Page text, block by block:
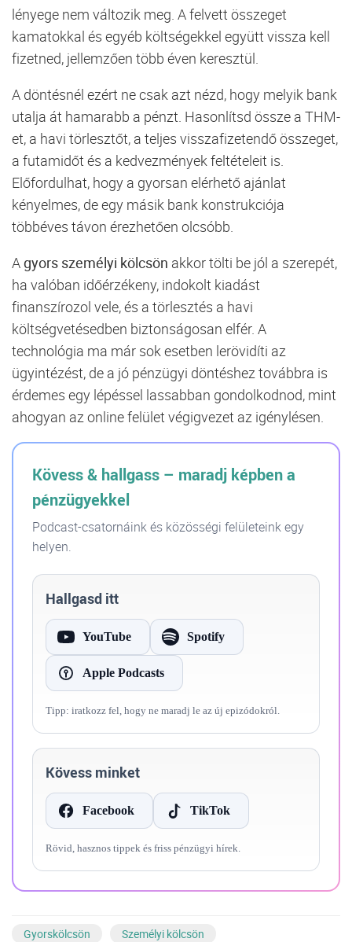
lényege nem változik meg. A felvett összeget
kamatokkal és egyéb költségekkel együtt vissza kell
fizetned, jellemzően több éven keresztül.
A döntésnél ezért ne csak azt nézd, hogy melyik bank
utalja át hamarabb a pénzt. Hasonlítsd össze a THM-
et, a havi törlesztőt, a teljes visszafizetendő összeget,
a futamidőt és a kedvezmények feltételeit is.
Előfordulhat, hogy a gyorsan elérhető ajánlat
kényelmes, de egy másik bank konstrukciója
többéves távon érezhetően olcsóbb.
Agyors személyi kölcsön akkor tölti be jól a szerepét,
ha valóban időérzékeny, indokolt kiadást
finanszírozol vele, és a törlesztés a havi
költségvetésedben biztonságosan elfér. A
technológia ma már sok esetben lerövidíti az
ügyintézést, de a jó pénzügyi döntéshez továbbra is
érdemes egy lépéssel lassabban gondolkodnod, mint
ahogyan az online felület végigvezet az igénylésen.
Kövess & hallgass – maradj képben a
pénzügyekkel
Podcast-csatornáink és közösségi felületeink egy
helyen.
Hallgasd itt
YouTube Spotify
Apple Podcasts
Tipp: iratkozz fel, hogy ne maradj le az új epizódokról.
Kövess minket
Facebook TikTok
Rövid, hasznos tippek és friss pénzügyi hírek.
Gyorskölcsön Személyi kölcsön